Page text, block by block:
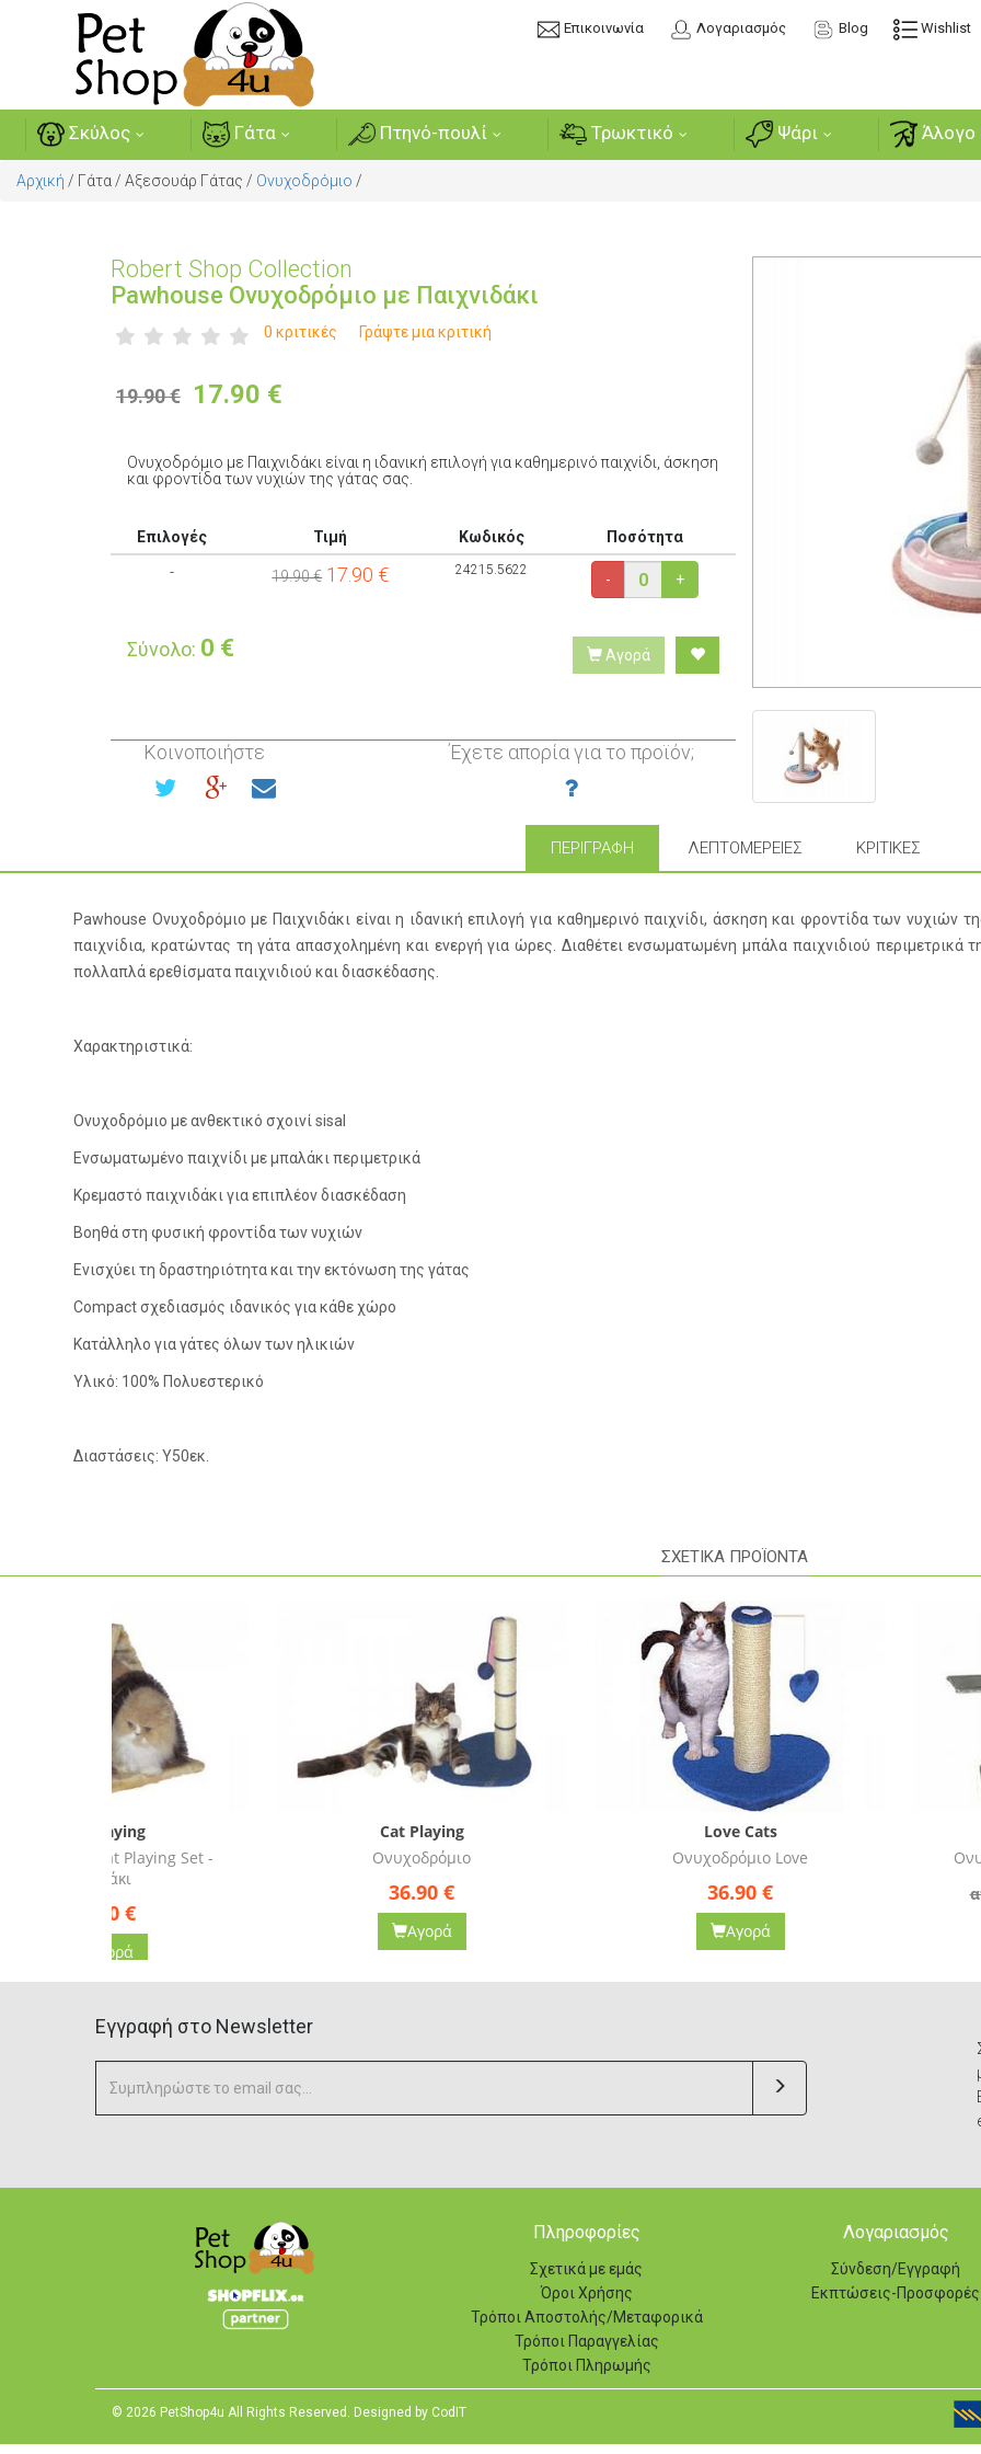
Επικοινωνία Λογαριασμός Blog Wishlist
Σκύλος Γάτα Πτηνό-πουλί Τρωκτικό Ψάρι Άλογο
Αρχική / Γάτα / Αξεσουάρ Γάτας / Ονυχοδρόμιο /
Robert Shop Collection
Pawhouse Ονυχοδρόμιο με Παιχνιδάκι
0 κριτικές Γράψτε μια κριτική
19.90 € 17.90 €
Ονυχοδρόμιο με Παιχνιδάκι είναι η ιδανική επιλογή για καθημερινό παιχνίδι, άσκηση
και φροντίδα των νυχιών της γάτας σας.
Επιλογές Τιμή Κωδικός
Ποσότητα
-
19.90 € 17.90 € 24215.5622
- +
Σύνολο: 0 € Αγορά
Κοινοποιήστε Έχετε απορία για το προϊόν;
ΠΕΡΙΓΡΑΦΉ ΛΕΠΤΟΜΈΡΕΙΕΣ ΚΡΙΤΙΚΈΣ
Pawhouse Ονυχοδρόμιο με Παιχνιδάκι είναι η ιδανική επιλογή για καθημερινό παιχνίδι, άσκηση και φροντίδα των νυχιών
παιχνίδια, κρατώντας τη γάτα απασχολημένη και ενεργή για ώρες. Διαθέτει ενσωματωμένη μπάλα παιχνιδιού
πολλαπλά ερεθίσματα παιχνιδιού και διασκέδασης.
Χαρακτηριστικά:
Ονυχοδρόμιο με ανθεκτικό σχοινί sisal
Ενσωματωμένο παιχνίδι με μπαλάκι περιμετρικά
Κρεμαστό παιχνιδάκι για επιπλέον διασκέδαση
Βοηθά στη φυσική φροντίδα των νυχιών
Ενισχύει τη δραστηριότητα και την εκτόνωση της γάτας
Compact σχεδιασμός ιδανικός για κάθε χώρο
Κατάλληλο για γάτες όλων των ηλικιών
Υλικό: 100% Πολυεστερικό
Διαστάσεις: Υ50εκ.
ΣΧΕΤΙΚΑ ΠΡΟΪΟΝΤΑ
Ονυχοδρόμιο
Ονυχοδρόμιο Apollon
109.90
Eγγραφή στο Newsletter
Πληροφορίες
Σχετικά με εμάς
Όροι Χρήσης
Τρόποι Αποστολής/Μεταφορικά
Τρόποι Παραγγελίας
Τρόποι Πληρωμής
Λογαριασμός
Σύνδεση/Εγγραφή
Εκπτώσεις-Προσφορές